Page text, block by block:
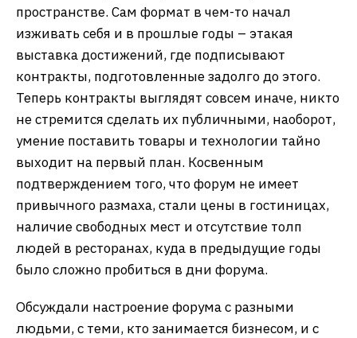
пространстве. Сам формат в чем-то начал
изживать себя и в прошлые годы – этакая
выставка достижений, где подписывают
контракты, подготовленные задолго до этого.
Теперь контракты выглядят совсем иначе, никто
не стремится сделать их публичными, наоборот,
умение поставить товары и технологии тайно
выходит на первый план. Косвенным
подтверждением того, что форум не имеет
привычного размаха, стали цены в гостиницах,
наличие свободных мест и отсутствие толп
людей в ресторанах, куда в предыдущие годы
было сложно пробиться в дни форума.
Обсуждали настроение форума с разными
людьми, с теми, кто занимается бизнесом, и с